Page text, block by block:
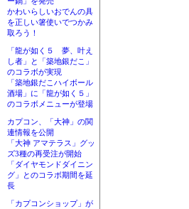
かわいらしいおでんの具
を正しい箸使いでつかみ
取ろう！
「龍が如く５ 夢、叶え
し者」と「築地銀だこ」
のコラボが実現
「築地銀だこハイボール
酒場」に「龍が如く５」
のコラボメニューが登場
カプコン、「大神」の関
連情報を公開
「大神 アマテラス」グッ
ズ3種の再受注が開始
「ダイヤモンドダイニン
グ」とのコラボ期間を延
長
「カプコンショップ」が